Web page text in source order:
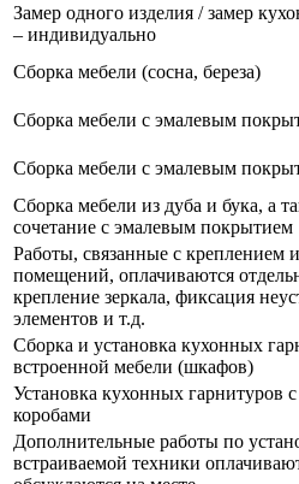
Замер одного изделия / замер
– индивидуально
Сборка мебели (сосна, береза)
Сборка мебели с эмалевым
Сборка мебели с эмалевым
Сборка мебели из дуба и бука, а
сочетание с эмалевым покрытием
Работы, связанные с креплением
помещений, оплачиваются
крепление зеркала, фиксация
элементов и т.д.
Сборка и установка кухонных
встроенной мебели (шкафов)
Установка кухонных гарнитуров
коробами
Дополнительные работы по
встраиваемой техники